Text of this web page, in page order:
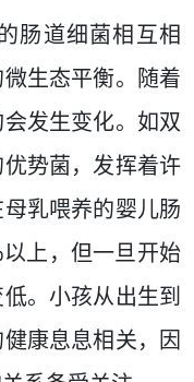
肠道细菌相互相
生态平衡。随着
发生变化。如双
势菌，发挥着许
乳喂养的婴儿肠
上，但一旦开始
。小孩从出生到
康息息相关，因